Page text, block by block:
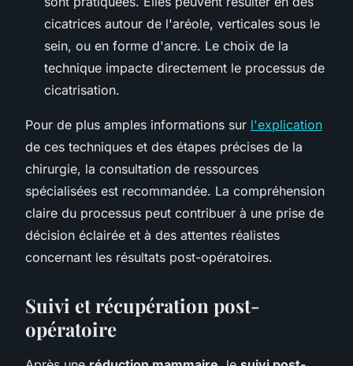
cicatrices autour de l'aréole, verticales sous le
sein, ou en forme d'ancre. Le choix de la
technique impacte directement le processus de
cicatrisation.
Pour de plus amples informations sur l'explication
de ces techniques et des étapes précises de la
chirurgie, la consultation de ressources
spécialisées est recommandée. La compréhension
claire du processus peut contribuer à une prise de
décision éclairée et à des attentes réalistes
concernant les résultats post-opératoires.
Suivi et récupération post-
opératoire